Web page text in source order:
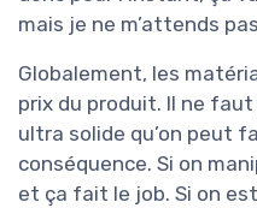
mais je ne m’attends
Globalement, les
prix du produit. Il ne
ultra solide qu’on peut
conséquence. Si on
et ça fait le job. Si on